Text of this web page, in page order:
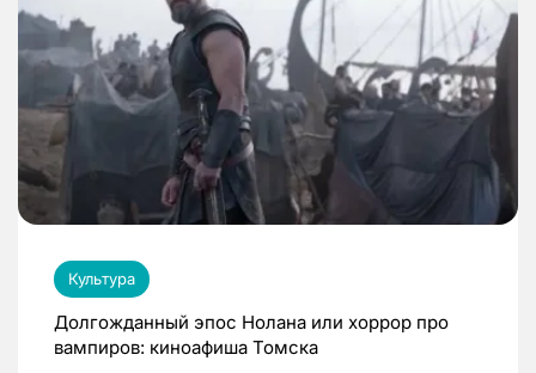
Культура
Долгожданный эпос Нолана или хоррор про
вампиров: киноафиша Томска